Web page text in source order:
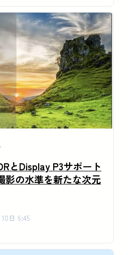
とDisplay P3サポート
影の水準を新たな次元
10日 6:45